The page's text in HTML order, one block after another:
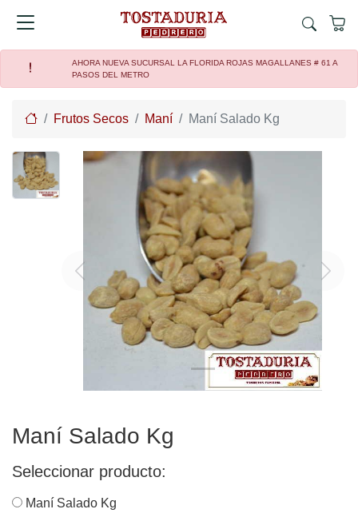
AHORA NUEVA SUCURSAL LA FLORIDA ROJAS MAGALLANES # 61 A
PASOS DEL METRO
HomeFrutos Secos Maní Maní Salado Kg
Previous Next
Maní Salado Kg
Seleccionar producto:
Maní Salado Kg